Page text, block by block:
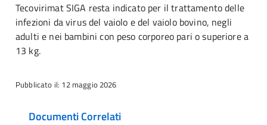
Tecovirimat SIGA resta indicato per il trattamento delle
infezioni da virus del vaiolo e del vaiolo bovino, negli
adulti e nei bambini con peso corporeo pari o superiore a
13 kg.
Pubblicato il: 12 maggio 2026
Documenti Correlati